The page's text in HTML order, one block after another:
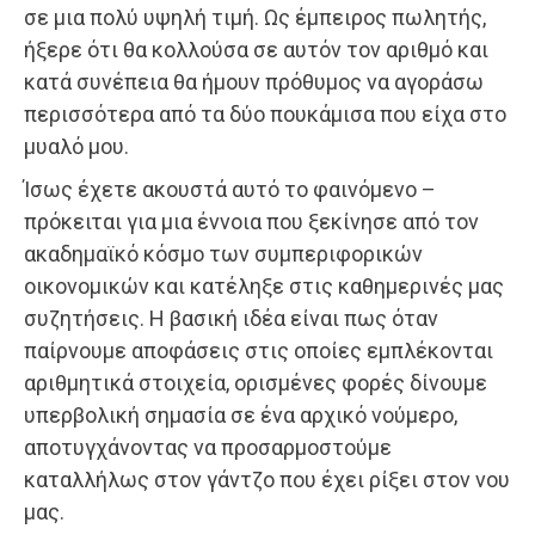
σε μια πολύ υψηλή τιμή. Ως έμπειρος πωλητής,
ήξερε ότι θα κολλούσα σε αυτόν τον αριθμό και
κατά συνέπεια θα ήμουν πρόθυμος να αγοράσω
περισσότερα από τα δύο πουκάμισα που είχα στο
μυαλό μου.
Ίσως έχετε ακουστά αυτό το φαινόμενο –
πρόκειται για μια έννοια που ξεκίνησε από τον
ακαδημαϊκό κόσμο των συμπεριφορικών
οικονομικών και κατέληξε στις καθημερινές μας
συζη­τήσεις. Η βασική ιδέα είναι πως όταν
παίρνουμε αποφάσεις στις οποίες εμπλέκονται
αριθμητικά στοιχεία, ορισμένες φορές δίνουμε
υπερβολική σημασία σε ένα αρχικό νούμερο,
αποτυγχά­νοντας να προσαρμοστούμε
καταλλήλως στον γάντζο που έχει ρίξει στον νου
μας.